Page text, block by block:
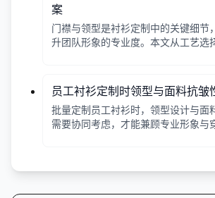
案
门襟与领型是衬衫定制中的关键细节
升团队形象的专业度。本文从工艺选
员工衬衫定制时领型与面料抗皱
批量定制员工衬衫时，领型设计与面
需要协同考虑，才能兼顾专业形象与